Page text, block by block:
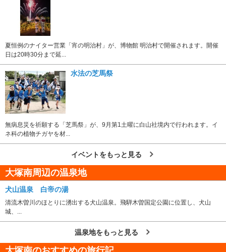
夏恒例のナイター営業「宵の明治村」が、博物館 明治村で開催されます。開催
日は20時30分まで延...
水法の芝馬祭
無病息災を祈願する「芝馬祭」が、9月第1土曜に白山社境内で行われます。イ
ネ科の植物チガヤを材...
イベントをもっと見る
大塚南周辺の温泉地
犬山温泉 白帝の湯
清流木曽川のほとりに湧出する犬山温泉。飛騨木曽国定公園に位置し、犬山
城、...
温泉地をもっと見る